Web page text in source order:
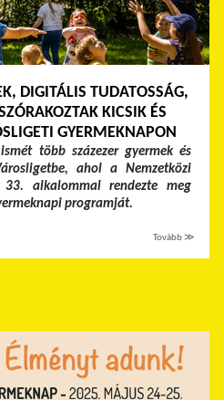
DIGITÁLIS TUDATOSSÁG,
KICSIK ÉS
GYERMEKNAPON
több százezer gyermek és
ahol a Nemzetközi
33. alkalommal rendezte meg
programját.
Tovább ≫